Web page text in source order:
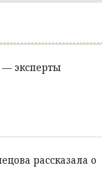
— эксперты
рассказала о